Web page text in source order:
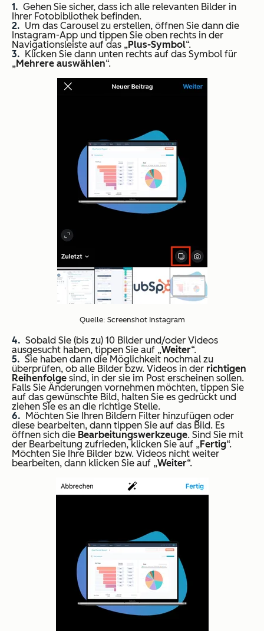
Gehen Sie sicher, dass ich alle relevanten Bilder in
Ihrer Fotobibliothek befinden.
Um das Carousel zu erstellen, öffnen Sie dann die
Instagram-App und tippen Sie oben rechts in der
Navigationsleiste auf das „Plus-Symbol“.
Klicken Sie dann unten rechts auf das Symbol für
„Mehrere auswählen“.
Quelle: Screenshot Instagram
Sobald Sie (bis zu) 10 Bilder und/oder Videos
ausgesucht haben, tippen Sie auf „Weiter“.
Sie haben dann die Möglichkeit nochmal zu
überprüfen, ob alle Bilder bzw. Videos in der richtigen
Reihenfolge sind, in der sie im Post erscheinen sollen.
Falls Sie Änderungen vornehmen möchten, tippen Sie
auf das gewünschte Bild, halten Sie es gedrückt und
ziehen Sie es an die richtige Stelle.
Möchten Sie Ihren Bildern Filter hinzufügen oder
diese bearbeiten, dann tippen Sie auf das Bild. Es
öffnen sich die Bearbeitungswerkzeuge. Sind Sie mit
der Bearbeitung zufrieden, klicken Sie auf „Fertig“.
Möchten Sie Ihre Bilder bzw. Videos nicht weiter
bearbeiten, dann klicken Sie auf „Weiter“.